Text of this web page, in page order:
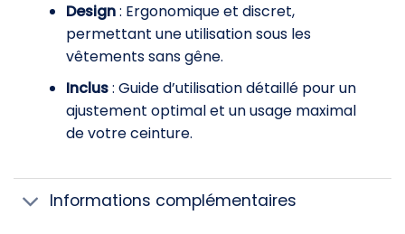
Design: Ergonomique et discret,
permettant une utilisation sous les
vêtements sans gêne.
Inclus: Guide d’utilisation détaillé pour un
ajustement optimal et un usage maximal
de votre ceinture.
Informations complémentaires